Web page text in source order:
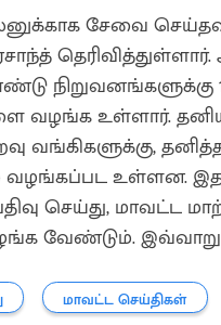
சேவை
தெரிவித்துள்ளார்.
நிறுவனங்களுக்கு
வழங்க உள்ளார்.
வங்கிகளுக்கு,
வழங்கப்பட உள்ளன.
செய்து, மாவட்ட
வேண்டும்.
மாவட்ட செய்திகள்